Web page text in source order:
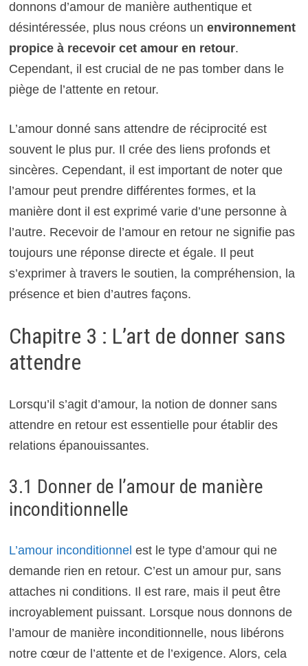
donnons d’amour de manière authentique et
désintéressée, plus nous créons un environnement
propice à recevoir cet amour en retour.
Cependant, il est crucial de ne pas tomber dans le
piège de l’attente en retour.
L’amour donné sans attendre de réciprocité est
souvent le plus pur. Il crée des liens profonds et
sincères. Cependant, il est important de noter que
l’amour peut prendre différentes formes, et la
manière dont il est exprimé varie d’une personne à
l’autre. Recevoir de l’amour en retour ne signifie pas
toujours une réponse directe et égale. Il peut
s’exprimer à travers le soutien, la compréhension, la
présence et bien d’autres façons.
Chapitre 3 : L’art de donner sans
attendre
Lorsqu’il s’agit d’amour, la notion de donner sans
attendre en retour est essentielle pour établir des
relations épanouissantes.
3.1 Donner de l’amour de manière
inconditionnelle
L’amour inconditionnel est le type d’amour qui ne
demande rien en retour. C’est un amour pur, sans
attaches ni conditions. Il est rare, mais il peut être
incroyablement puissant. Lorsque nous donnons de
l’amour de manière inconditionnelle, nous libérons
notre cœur de l’attente et de l’exigence. Alors, cela